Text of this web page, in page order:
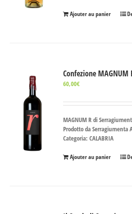
Ajouter au panier
Confezione MAGNUM
60,00€
MAGNUM R di
Prodotto da Serragiumenta
Categoria: CALABRIA
Ajouter au panier